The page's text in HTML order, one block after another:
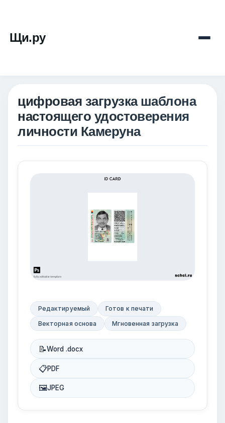
Щи.ру
цифровая загрузка шаблона
настоящего удостоверения
личности Камеруна
Редактируемый
Готов к печати
Векторная основа
Мгновенная загрузка
📝Word .docx
📋PDF
🖼JPEG